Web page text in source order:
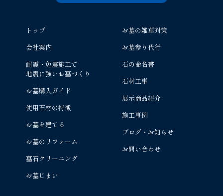
トップ
会社案内
耐震・免震施工で
地震に強いお墓づくり
お墓購入ガイド
使用石材の特徴
お墓を建てる
お墓のリフォーム
墓石クリーニング
お墓じまい
お墓の雑草対策
お墓参り代行
石の命名書
石材工事
展示商品紹介
施工事例
ブログ・お知らせ
お問い合わせ